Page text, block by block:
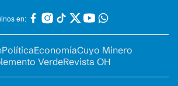
en:
PolíticaEconomíaCuyo Minero
VerdeRevista OH